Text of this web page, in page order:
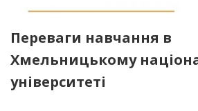
Переваги навчання в
Хмельницькому
університеті